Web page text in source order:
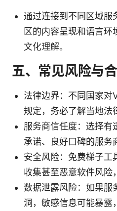
通过连接到不同区域服
区的内容呈现和语言环
文化理解。
五、常见风险与
法律边界：不同国家对
规定，务必了解当地法
服务商信任度：选择有
承诺、良好口碑的服务
安全风险：免费梯子工
收集甚至恶意软件风险
数据泄露风险：如果服
洞，敏感信息可能暴露